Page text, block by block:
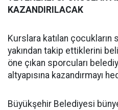
KAZANDIRILACAK
Kurslara katılan
yakından takip ettiklerini
öne çıkan sporcuları
altyapısına kazandırmayı
Büyükşehir Belediyesi